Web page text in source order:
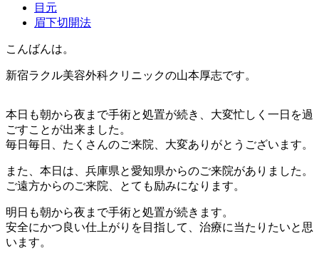
目元
眉下切開法
こんばんは。
新宿ラクル美容外科クリニックの山本厚志です。
本日も朝から夜まで手術と処置が続き、大変忙しく一日を過
ごすことが出来ました。
毎日毎日、たくさんのご来院、大変ありがとうございます。
また、本日は、兵庫県と愛知県からのご来院がありました。
ご遠方からのご来院、とても励みになります。
明日も朝から夜まで手術と処置が続きます。
安全にかつ良い仕上がりを目指して、治療に当たりたいと思
います。